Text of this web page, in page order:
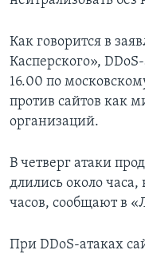
Как говорится в
Касперского»,
16.00 по
против сайтов как
организаций.
В четверг атаки
длились около
часов, сообщают в
При DDoS-атаках